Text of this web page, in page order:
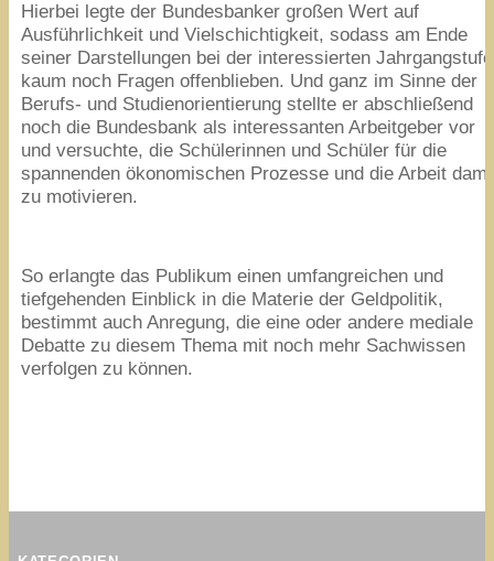
Hierbei legte der Bundesbanker großen Wert auf
Ausführlichkeit und Vielschichtigkeit, sodass am Ende
seiner Darstellungen bei der interessierten Jahrgangstufe
kaum noch Fragen offenblieben. Und ganz im Sinne der
Berufs- und Studienorientierung stellte er abschließend
noch die Bundesbank als interessanten Arbeitgeber vor
und versuchte, die Schülerinnen und Schüler für die
spannenden ökonomischen Prozesse und die Arbeit
zu motivieren.
So erlangte das Publikum einen umfangreichen und
tiefgehenden Einblick in die Materie der Geldpolitik,
bestimmt auch Anregung, die eine oder andere mediale
Debatte zu diesem Thema mit noch mehr Sachwissen
verfolgen zu können.